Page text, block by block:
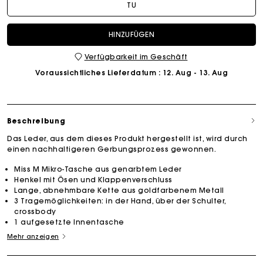
TU
HINZUFÜGEN
Verfügbarkeit im Geschäft
Voraussichtliches Lieferdatum : 12. Aug - 13. Aug
Beschreibung
Das Leder, aus dem dieses Produkt hergestellt ist, wird durch
einen nachhaltigeren Gerbungsprozess gewonnen.
Miss M Mikro-Tasche aus genarbtem Leder
Henkel mit Ösen und Klappenverschluss
Lange, abnehmbare Kette aus goldfarbenem Metall
3 Tragemöglichkeiten: in der Hand, über der Schulter,
crossbody
1 aufgesetzte Innentasche
Mehr anzeigen